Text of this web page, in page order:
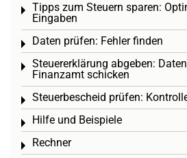
Tipps zum Steuern sparen:
Eingaben
Toggle menu
Daten prüfen: Fehler finden
Toggle menu
Steuererklärung abgeben:
Finanzamt schicken
Toggle menu
Steuerbescheid prüfen:
Toggle menu
Hilfe und Beispiele
Toggle menu
Rechner
Toggle menu